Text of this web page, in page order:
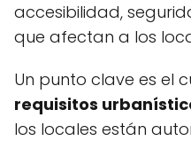
accesibilidad,
que afectan a los
Un punto clave es el
requisitos
los locales están